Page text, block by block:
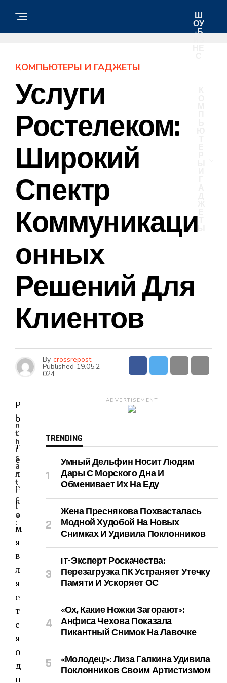
Ш
ОУ
-Б
КОМПЬЮТЕРЫ И ГАДЖЕТЫ
Услуги
Ростелеком:
Широкий
Спектр
Коммуникаци
Онных
Решений Для
Клиентов
By crossrepost
Published 19.05.2
024
Р
о
с
т
е
л
е
к
о
м
я
в
л
я
е
т
с
я
о
д
н
I
n
t
h
i
s
a
r
t
i
c
l
e
:
ADVERTISEMENT
TRENDING
Умный Дельфин Носит Людям
Дары С Морского Дна И
Обменивает Их На Еду
Жена Преснякова Похвасталась
Модной Худобой На Новых
Снимках И Удивила Поклонников
IT-Эксперт Роскачества:
Перезагрузка ПК Устраняет Утечку
Памяти И Ускоряет ОС
«Ох, Какие Ножки Загорают»:
Анфиса Чехова Показала
Пикантный Снимок На Лавочке
«Молодец!»: Лиза Галкина Удивила
Поклонников Своим Артистизмом